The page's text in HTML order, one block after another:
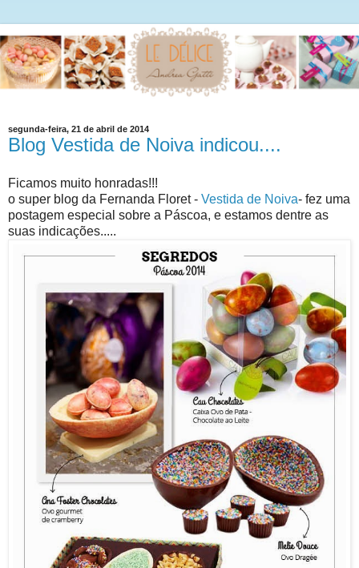
segunda-feira, 21 de abril de 2014
Blog Vestida de Noiva indicou....
Ficamos muito honradas!!!
o super blog da Fernanda Floret - Vestida de Noiva- fez uma
postagem especial sobre a Páscoa, e estamos dentre as
suas indicações.....